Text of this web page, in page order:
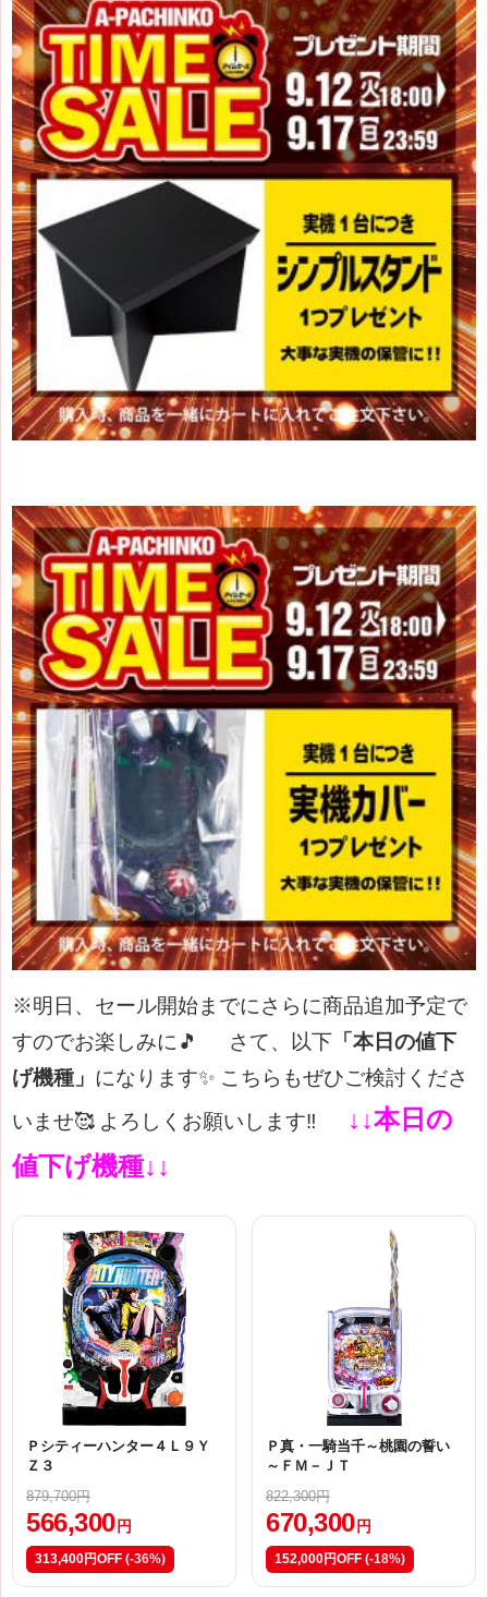
※明日、セール開始までにさらに商品追加予定で
すのでお楽しみに🎵
さて、以下 「本日の値下
げ機種」 になります✨ こちらもぜひご検討くださ
いませ🥰 よろしくお願いします‼
↓↓本日の
値下げ機種↓↓
Ｐシティーハンター４Ｌ９Ｙ
Ｚ３
879,700円
566,300 円
313,400円OFF (-36%)
Ｐ真・一騎当千～桃園の誓い
～ＦＭ－ＪＴ
822,300円
670,300 円
152,000円OFF (-18%)